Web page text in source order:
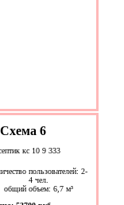
Схема 6
пользователей: 2-
4 чел.
общий объем: 6,7 м³